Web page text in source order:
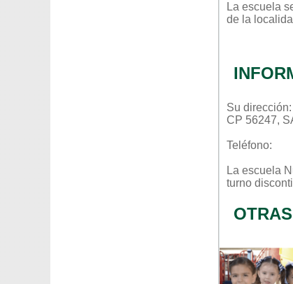
La escuela
de la
Su
CP 56247,
Teléfono:
La escuela
turno